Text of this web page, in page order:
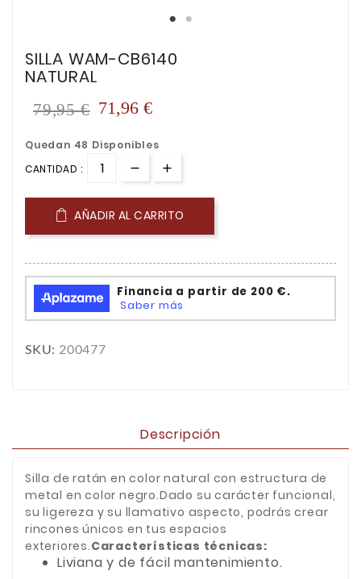
SILLA WAM-CB6140
NATURAL
79,95 € 71,96 €
Quedan 48 Disponibles
CANTIDAD :
AÑADIR AL CARRITO
SKU: 200477
Descripción
Silla de ratán en color natural con estructura de
metal en color negro.Dado su carácter funcional,
su ligereza y su llamativo aspecto, podrás crear
rincones únicos en tus espacios
exteriores.Características técnicas:
Liviana y de fácil mantenimiento.